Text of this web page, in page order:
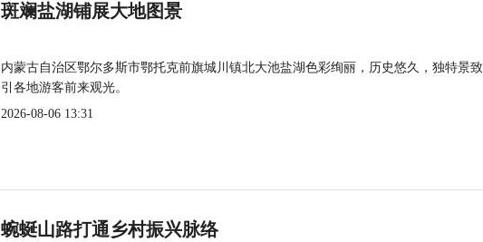
斑斓盐湖铺展大地图景
内蒙古自治区鄂尔多斯市鄂托克前旗城川镇北大池盐湖色彩绚丽，历史悠久，独特景
引各地游客前来观光。
2026-08-06 13:31
蜿蜒山路打通乡村振兴脉络